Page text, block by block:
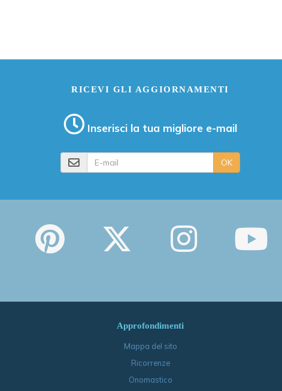
RICEVI GLI AGGIORNAMENTI
Inserisci la tua migliore e-mail
OK
Approfondimenti
Mappa del sito
Ricorrenze
Onomastico